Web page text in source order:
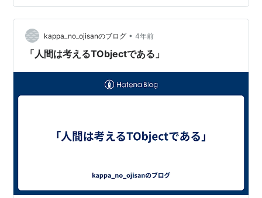
でやる感じです（あってます？） それでも低レベルのと
ころはライブラリでがっちりやってくれるので 動かした
いプログラムに集中できます。 OSのブートなんていらな
いや、やりたい機能だけ動いてく…
kappa_no_ojisanのブログ • 4年前
「人間は考えるTObjectである」